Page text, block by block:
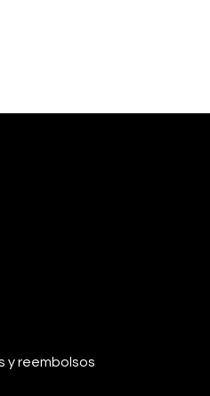
y reembolsos